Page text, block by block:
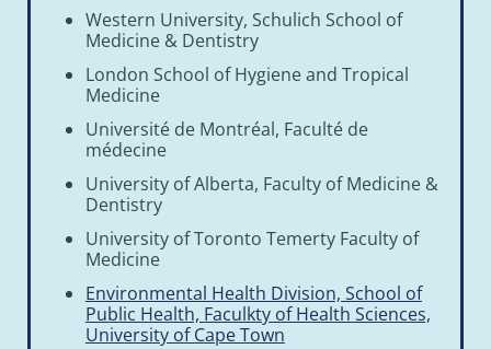
Western University, Schulich School of
Medicine & Dentistry
London School of Hygiene and Tropical
Medicine
Université de Montréal, Faculté de
médecine
University of Alberta, Faculty of Medicine &
Dentistry
University of Toronto Temerty Faculty of
Medicine
Environmental Health Division, School of
Public Health, Faculkty of Health Sciences,
University of Cape Town